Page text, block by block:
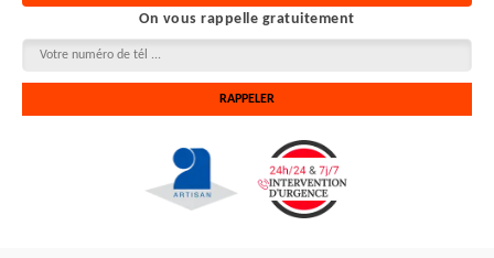
On vous rappelle gratuitement